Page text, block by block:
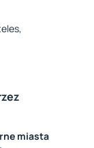
miasta